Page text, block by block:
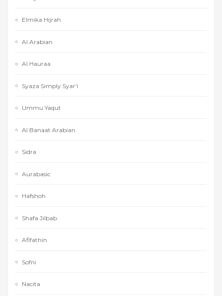
Elmika Hijrah
Al Arabian
Al Hauraa
Syaza Simply Syar'i
Ummu Yaqut
Al Banaat Arabian
Sidra
Aurabasic
Hafshoh
Shafa Jilbab
Afifathin
Sofni
Nacita